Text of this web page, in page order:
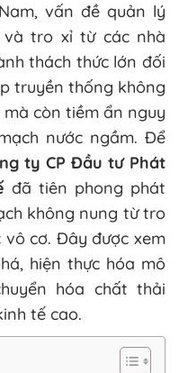
vấn đề quản lý
tro xỉ từ các nhà
thách thức lớn đối
truyền thống không
còn tiềm ẩn nguy
nước ngầm. Để
ty CP Đầu tư Phát
đã tiên phong phát
không nung từ tro
cơ. Đây được xem
hiện thực hóa mô
hóa chất thải
tế cao.